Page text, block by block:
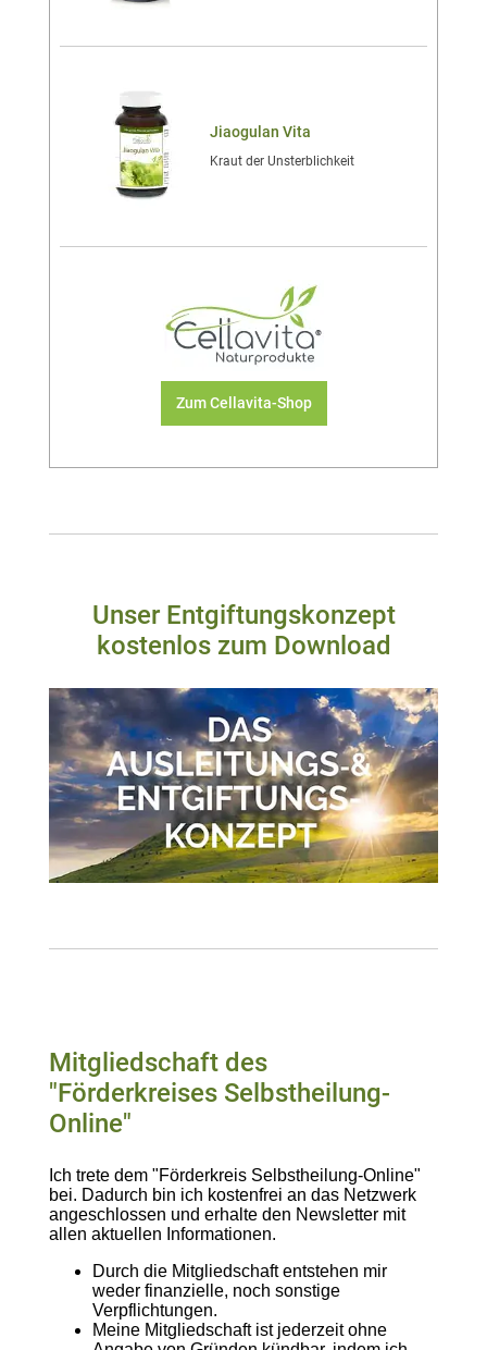
Jiaogulan Vita
Kraut der Unsterblichkeit
Zum Cellavita-Shop
Unser Entgiftungskonzept
kostenlos zum Download
Mitgliedschaft des
"Förderkreises Selbstheilung-
Online"
Ich trete dem "Förderkreis Selbstheilung-Online"
bei. Dadurch bin ich kostenfrei an das Netzwerk
angeschlossen und erhalte den Newsletter mit
allen aktuellen Informationen.
Durch die Mitgliedschaft entstehen mir
weder finanzielle, noch sonstige
Verpflichtungen.
Meine Mitgliedschaft ist jederzeit ohne